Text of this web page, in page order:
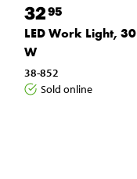
3295
LED Work Light, 30
W
38-852
Sold online